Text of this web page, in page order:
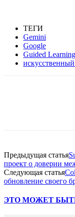
ТЕГИ
Gemini
Google
Guided Learning
Предыдущая статья
проект о доверии
Следующая статья
обновление своего
ЭТО МОЖЕТ